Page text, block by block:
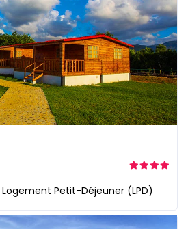
Logement Petit-Déjeuner (LPD)